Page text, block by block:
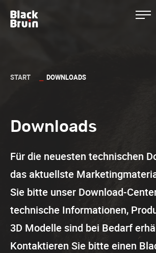
content
Black Bruin
START DOWNLOADS
Downloads
Für die neuesten technischen
das aktuellste
Sie bitte unser Download-
technische Informationen,
3D Modelle sind bei Bedarf
Kontaktieren Sie bitte einen